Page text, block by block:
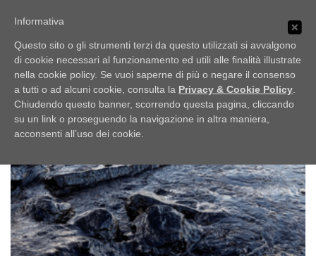
PUBBLICI IMBROGLIONI Menu
HOME LO SCAFFALE NOTIZIE
UFFICIO STAMPA
TAG:#INQUINAMENTI
Informativa
Questo sito o gli strumenti terzi da questo utilizzati si avvalgono
di cookie necessari al funzionamento ed utili alle finalità illustrate
nella cookie policy. Se vuoi saperne di più o negare il consenso
a tutti o ad alcuni cookie, consulta la Privacy & Cookie Policy
Chiudendo questo banner, scorrendo questa pagina, cliccando
su un link o proseguendo la navigazione in altra maniera,
acconsenti all’uso dei cookie.